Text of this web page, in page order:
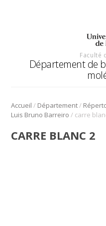
Faculté
Département de
Accueil / Département/
Luis Bruno Barreiro / carre
CARRE BLANC 2